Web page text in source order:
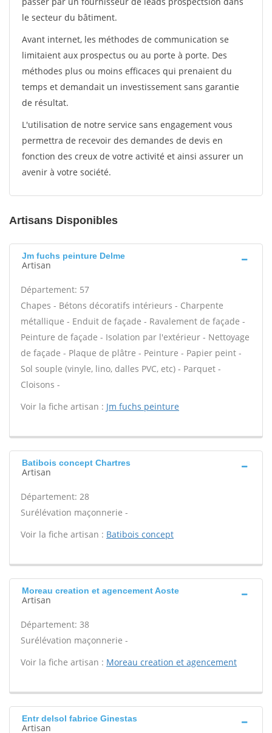
le secteur du bâtiment.
Avant internet, les méthodes de communication se
limitaient aux prospectus ou au porte à porte. Des
méthodes plus ou moins efficaces qui prenaient du
temps et demandait un investissement sans garantie
de résultat.
L'utilisation de notre service sans engagement vous
permettra de recevoir des demandes de devis en
fonction des creux de votre activité et ainsi assurer un
avenir à votre société.
Artisans Disponibles
Jm fuchs peinture Delme
Artisan
Département: 57
Chapes - Bétons décoratifs intérieurs - Charpente
métallique - Enduit de façade - Ravalement de façade -
Peinture de façade - Isolation par l'extérieur - Nettoyage
de façade - Plaque de plâtre - Peinture - Papier peint -
Sol souple (vinyle, lino, dalles PVC, etc) - Parquet -
Cloisons -
Voir la fiche artisan : Jm fuchs peinture
Batibois concept Chartres
Artisan
Département: 28
Surélévation maçonnerie -
Voir la fiche artisan : Batibois concept
Moreau creation et agencement Aoste
Artisan
Département: 38
Surélévation maçonnerie -
Voir la fiche artisan : Moreau creation et agencement
Entr delsol fabrice Ginestas
Artisan